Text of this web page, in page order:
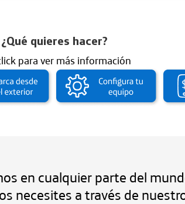
¿Qué quieres hacer?
para ver más información
en cualquier parte del
necesites a través de